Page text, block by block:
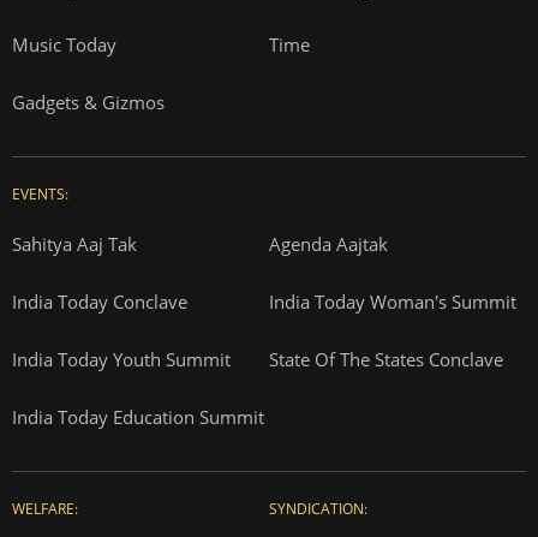
Music Today Time
Gadgets & Gizmos
EVENTS:
Sahitya Aaj Tak Agenda Aajtak
India Today Conclave India Today Woman's Summit
India Today Youth Summit State Of The States Conclave
India Today Education Summit
WELFARE: SYNDICATION: